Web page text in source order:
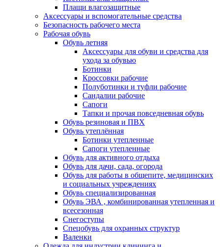
Плащи влагозащитные
Аксессуары и вспомогательные средства
Безопасность рабочего места
Рабочая обувь
Обувь летняя
Аксессуары для обуви и средства для
ухода за обувью
Ботинки
Кроссовки рабочие
Полуботинки и туфли рабочие
Сандалии рабочие
Сапоги
Тапки и прочая повседневная обувь
Обувь резиновая и ПВХ
Обувь утеплённая
Ботинки утепленные
Сапоги утепленные
Обувь для активного отдыха
Обувь для дачи, сада, огорода
Обувь для работы в общепите, медицинских
и социальных учреждениях
Обувь специализированная
Обувь ЭВА , комбинированная утепленная и
всесезонная
Снегоступы
Спецобувь для охранных структур
Валенки